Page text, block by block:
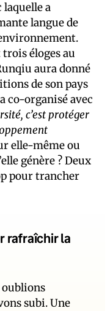
laquelle a
langue de
éloges au
aura donné
de son pays
co-organisé avec
c’est protéger
elle-même ou
génère ? Deux
pour trancher
rafraîchir la
oublions
subi. Une